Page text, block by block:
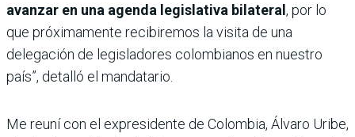
avanzar en una agenda legislativa bilateral , por lo
que próximamente recibiremos la visita de una
delegación de legisladores colombianos en nuestro
país”, detalló el mandatario.
Me reuní con el expresidente de Colombia, Álvaro Uribe,